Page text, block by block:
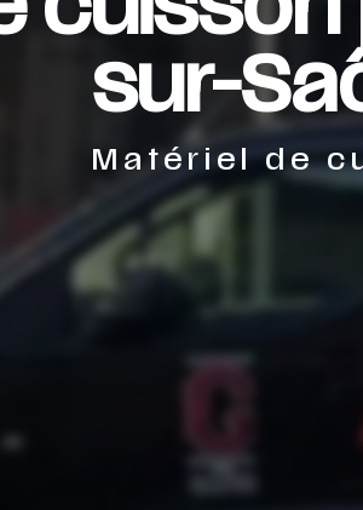
sur-
Matériel de